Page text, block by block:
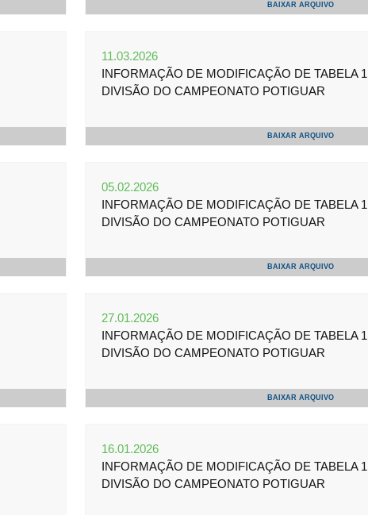
BAIXAR ARQUIVO
11.03.2026
INFORMAÇÃO DE MODIFICAÇÃO DE TABELA
DIVISÃO DO CAMPEONATO POTIGUAR
BAIXAR ARQUIVO
05.02.2026
INFORMAÇÃO DE MODIFICAÇÃO DE TABELA
DIVISÃO DO CAMPEONATO POTIGUAR
BAIXAR ARQUIVO
27.01.2026
INFORMAÇÃO DE MODIFICAÇÃO DE TABELA
DIVISÃO DO CAMPEONATO POTIGUAR
BAIXAR ARQUIVO
16.01.2026
INFORMAÇÃO DE MODIFICAÇÃO DE TABELA
DIVISÃO DO CAMPEONATO POTIGUAR